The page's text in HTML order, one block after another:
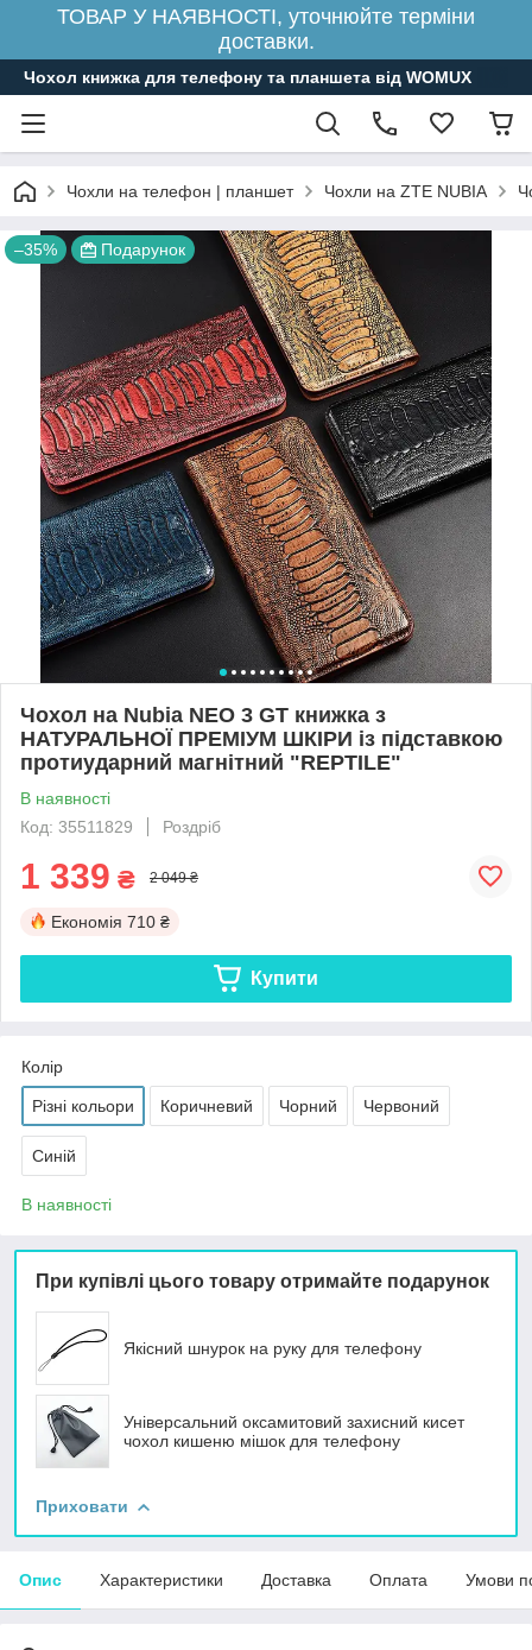
ТОВАР У НАЯВНОСТІ, уточнюйте терміни
доставки.
Чохол книжка для телефону та планшета від WOMUX
Чохли на телефон | планшет Чохли на ZTE NUBIA
–35% Подарунок
Чохол на Nubia NEO 3 GT книжка з
НАТУРАЛЬНОЇ ПРЕМІУМ ШКІРИ із підставкою
протиударний магнітний "REPTILE"
В наявності
Код: 35511829
Роздріб
1 339 ₴ 2 049 ₴
Економія 710 ₴
Купити
Колір
Різні кольори Коричневий Чорний Червоний
Синій
В наявності
При купівлі цього товару отримайте подарунок
Якісний шнурок на руку для телефону
Універсальний оксамитовий захисний кисет
чохол кишеню мішок для телефону
Приховати
Опис Характеристики Доставка Оплата Умови